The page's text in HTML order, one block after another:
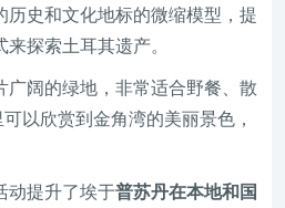
史和文化地标的微缩模型，提
探索土耳其遗产。
广阔的绿地，非常适合野餐、散
以欣赏到金角湾的美丽景色，
动提升了埃于普苏丹在本地和国